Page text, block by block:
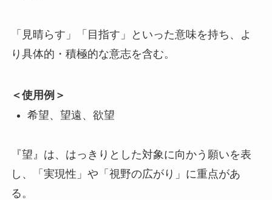
「見晴らす」「目指す」といった意味を持ち、よ
り具体的・積極的な意志を含む。
＜使用例＞
希望、望遠、欲望
『望』は、はっきりとした対象に向かう願いを表
し、「実現性」や「視野の広がり」に重点があ
る。